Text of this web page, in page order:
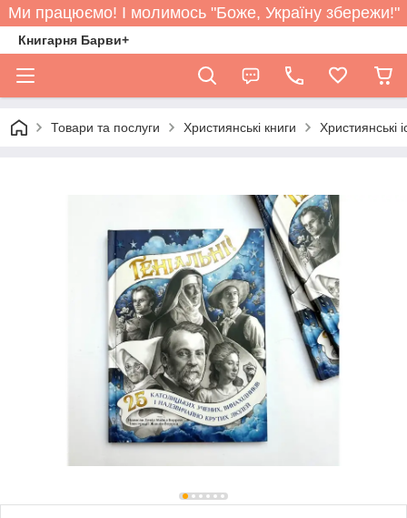
Ми працюємо! І молимось "Боже, Україну збережи!"
Книгарня Барви+
Товари та послуги Християнські книги Християнські